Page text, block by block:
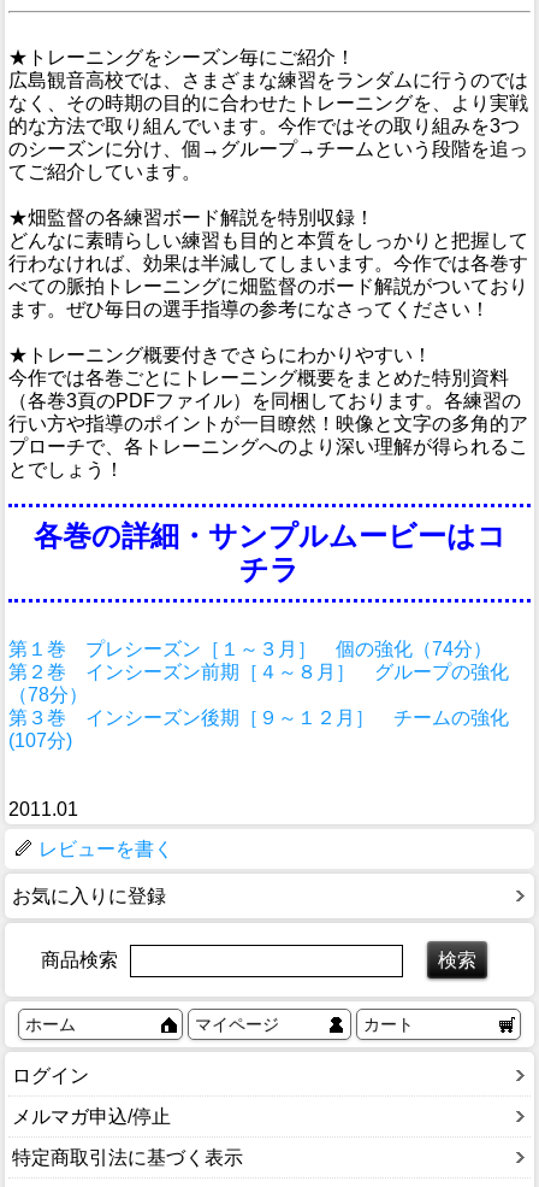
★トレーニングをシーズン毎にご紹介！
広島観音高校では、さまざまな練習をランダムに行うのでは
なく、その時期の目的に合わせたトレーニングを、より実戦
的な方法で取り組んでいます。今作ではその取り組みを3つ
のシーズンに分け、個→グループ→チームという段階を追っ
てご紹介しています。
★畑監督の各練習ボード解説を特別収録！
どんなに素晴らしい練習も目的と本質をしっかりと把握して
行わなければ、効果は半減してしまいます。今作では各巻す
べての脈拍トレーニングに畑監督のボード解説がついており
ます。ぜひ毎日の選手指導の参考になさってください！
★トレーニング概要付きでさらにわかりやすい！
今作では各巻ごとにトレーニング概要をまとめた特別資料
（各巻3頁のPDFファイル）を同梱しております。各練習の
行い方や指導のポイントが一目瞭然！映像と文字の多角的ア
プローチで、各トレーニングへのより深い理解が得られるこ
とでしょう！
各巻の詳細・サンプルムービーはコ
チラ
第１巻 プレシーズン［１～３月］ 個の強化（74分）
第２巻 インシーズン前期［４～８月］ グループの強化
（78分）
第３巻 インシーズン後期［９～１２月］ チームの強化
(107分)
2011.01
レビューを書く
お気に入りに登録
商品検索
ホーム マイページ カート
ログイン
メルマガ申込/停止
特定商取引法に基づく表示